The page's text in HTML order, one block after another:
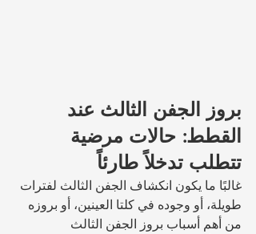
بروز الجفن الثالث عند
القطط: حالات مرضية
تتطلب تدخلاً طارئاً
غالبًا ما يكون انكشاف الجفن الثالث لفترات
طويلة، أو وجوده في كلتا العينين، أو بروزه
من أهم أسباب بروز الجفن الثالث